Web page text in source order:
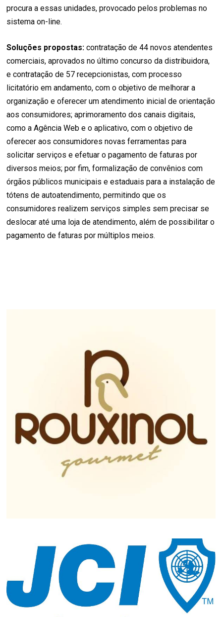
procura a essas unidades, provocado pelos problemas no
sistema on-line.
Soluções propostas: contratação de 44 novos atendentes
comerciais, aprovados no último concurso da distribuidora,
e contratação de 57 recepcionistas, com processo
licitatório em andamento, com o objetivo de melhorar a
organização e oferecer um atendimento inicial de orientação
aos consumidores; aprimoramento dos canais digitais,
como a Agência Web e o aplicativo, com o objetivo de
oferecer aos consumidores novas ferramentas para
solicitar serviços e efetuar o pagamento de faturas por
diversos meios; por fim, formalização de convênios com
órgãos públicos municipais e estaduais para a instalação de
tótens de autoatendimento, permitindo que os
consumidores realizem serviços simples sem precisar se
deslocar até uma loja de atendimento, além de possibilitar o
pagamento de faturas por múltiplos meios.